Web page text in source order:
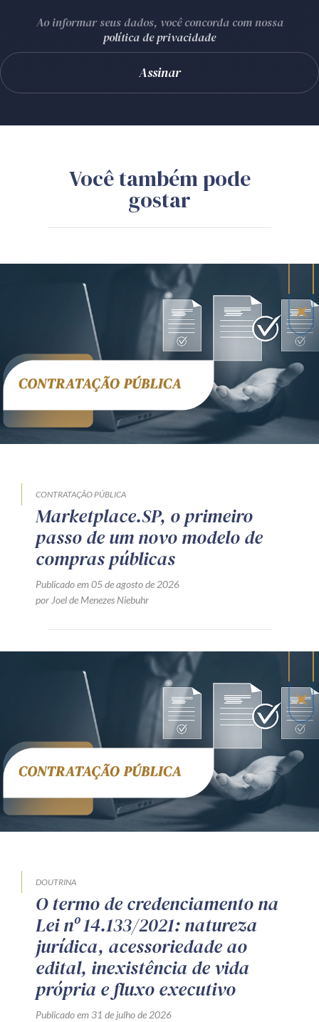
Ao informar seus dados, você concorda com nossa
política de privacidade
Você também pode
gostar
CONTRATAÇÃO PÚBLICA
Marketplace.SP, o primeiro
passo de um novo modelo de
compras públicas
Publicado em 05 de agosto de 2026
por Joel de Menezes Niebuhr
DOUTRINA
O termo de credenciamento na
Lei nº 14.133/2021: natureza
jurídica, acessoriedade ao
edital, inexistência de vida
própria e fluxo executivo
Publicado em 31 de julho de 2026